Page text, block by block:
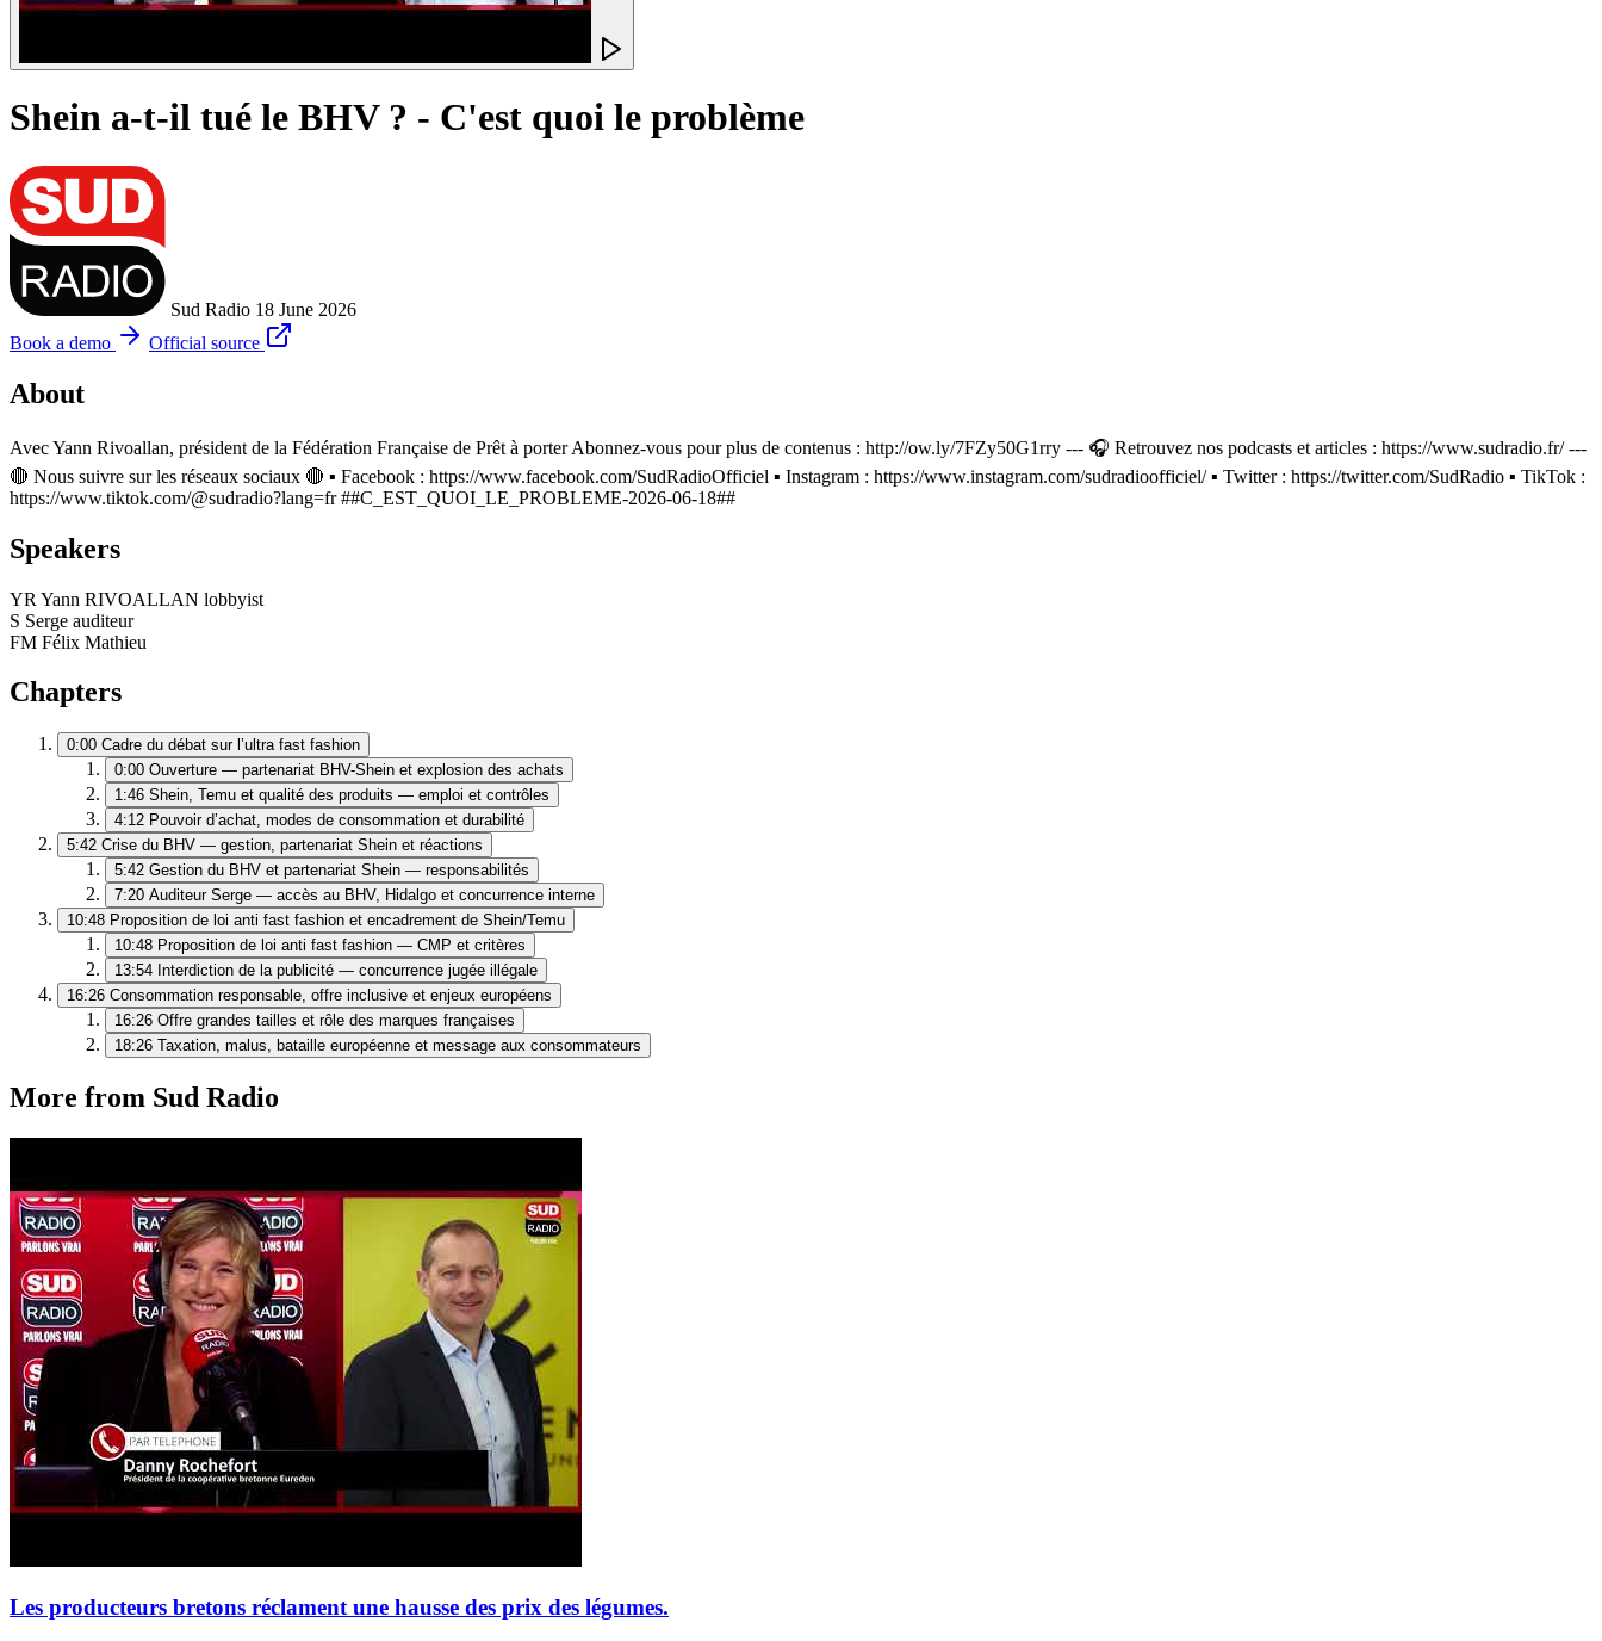
Shein a-t-il tué le BHV ? - C'est quoi le problème
Sud Radio 18 June 2026
Book a demo
Official source
About
Avec Yann Rivoallan, président de la Fédération Française de Prêt à porter Abonnez-vous pour plus de contenus : http://ow.ly/7FZy50G1rry --- 🎧 Retrouvez nos podcasts et articles : https://www.sudradio.fr/ ---
🔴 Nous suivre sur les réseaux sociaux 🔴 ▪️ Facebook : https://www.facebook.com/SudRadioOfficiel ▪️ Instagram : https://www.instagram.com/sudradioofficiel/ ▪️ Twitter : https://twitter.com/SudRadio ▪️ TikTok :
https://www.tiktok.com/@sudradio?lang=fr ##C_EST_QUOI_LE_PROBLEME-2026-06-18##
Speakers
YR Yann RIVOALLAN lobbyist
S Serge auditeur
FM Félix Mathieu
Chapters
0:00 Cadre du débat sur l’ultra fast fashion
0:00 Ouverture — partenariat BHV-Shein et explosion des achats
1:46 Shein, Temu et qualité des produits — emploi et contrôles
4:12 Pouvoir d’achat, modes de consommation et durabilité
5:42 Crise du BHV — gestion, partenariat Shein et réactions
5:42 Gestion du BHV et partenariat Shein — responsabilités
7:20 Auditeur Serge — accès au BHV, Hidalgo et concurrence interne
10:48 Proposition de loi anti fast fashion et encadrement de Shein/Temu
10:48 Proposition de loi anti fast fashion — CMP et critères
13:54 Interdiction de la publicité — concurrence jugée illégale
16:26 Consommation responsable, offre inclusive et enjeux européens
16:26 Offre grandes tailles et rôle des marques françaises
18:26 Taxation, malus, bataille européenne et message aux consommateurs
More from Sud Radio
Les producteurs bretons réclament une hausse des prix des légumes.